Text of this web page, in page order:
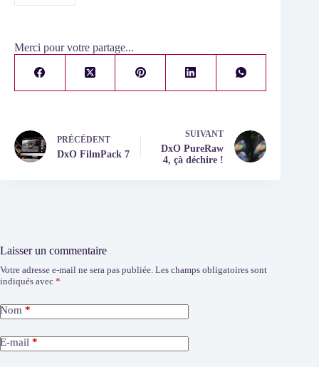
Merci pour votre partage...
PRÉCÉDENT
DxO FilmPack 7
SUIVANT
DxO PureRaw
4, çà déchire !
Laisser un commentaire
Votre adresse e-mail ne sera pas publiée. Les champs obligatoires sont
indiqués avec *
Nom *
E-mail *